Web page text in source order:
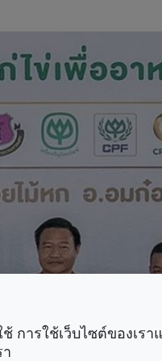
การใช้เว็บไซต์ของเร